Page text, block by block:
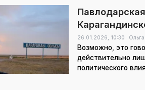
26.01.2026, 10:30
Возможно, это
действительно
политического